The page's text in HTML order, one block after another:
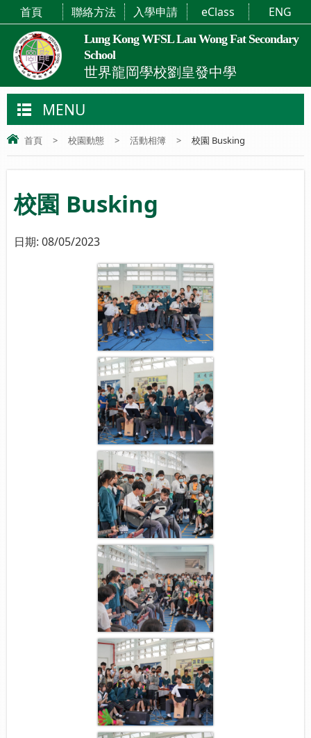
Lung Kong WFSL Lau Wong Fat Secondary
School
世界龍岡學校劉皇發中學
首頁 聯絡方法 入學申請 eClass ENG
MENU
首頁 > 校園動態 > 活動相簿 > 校園 Busking
校園 Busking
日期: 08/05/2023